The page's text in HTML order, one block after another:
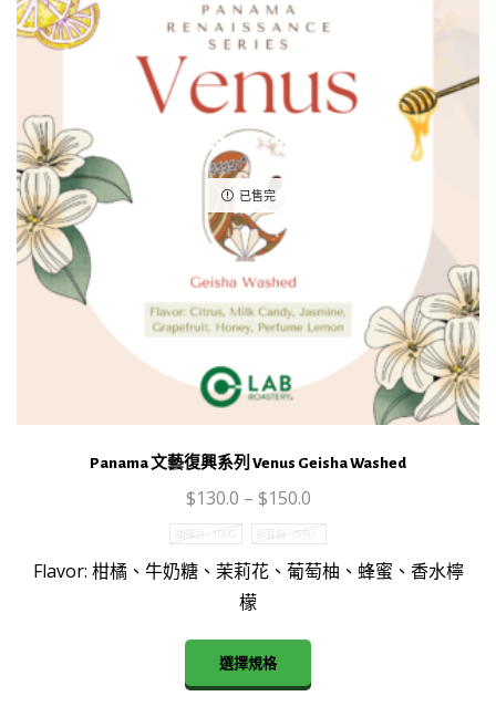
(Washed)
生
豆
數
量
product
page
已售完
Panama 文藝復興系列 Venus Geisha Washed
$130.0 – $150.0
咖啡豆 - 100G 掛耳包（5包）
Flavor: 柑橘、牛奶糖、茉莉花、葡萄柚、蜂蜜、香水檸
檬
選擇規格
This
product